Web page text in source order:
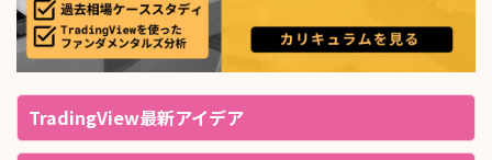
TradingView最新アイデア